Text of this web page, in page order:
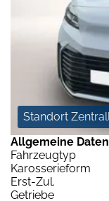
Standort
Allgemeine
Fahrzeugtyp
Karosserieform
Erst-Zul.
Getriebe